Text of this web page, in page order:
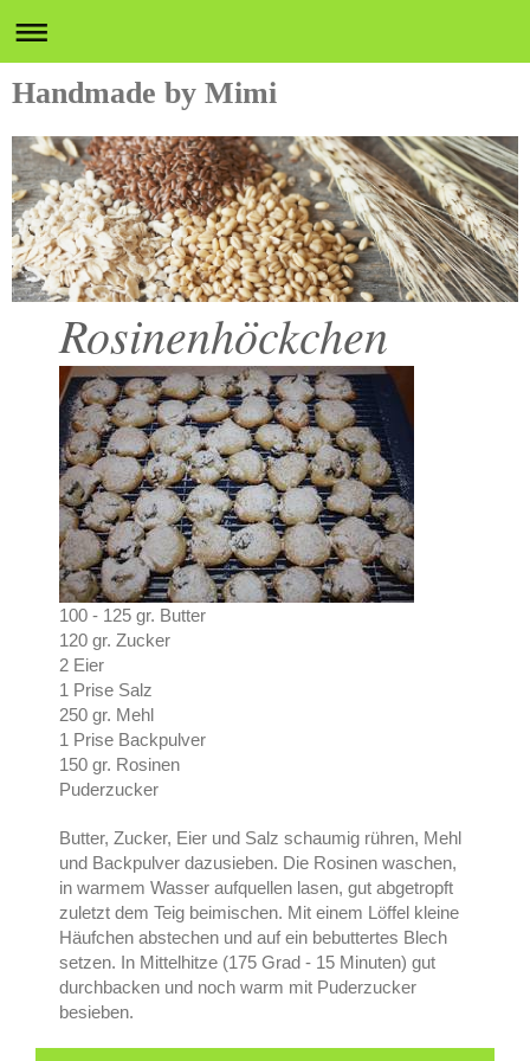
Handmade by Mimi
Rosinenhöckchen
100 - 125 gr. Butter
120 gr. Zucker
2 Eier
1 Prise Salz
250 gr. Mehl
1 Prise Backpulver
150 gr. Rosinen
Puderzucker
Butter, Zucker, Eier und Salz schaumig rühren, Mehl
und Backpulver dazusieben. Die Rosinen waschen,
in warmem Wasser aufquellen lasen, gut abgetropft
zuletzt dem Teig beimischen. Mit einem Löffel kleine
Häufchen abstechen und auf ein bebuttertes Blech
setzen. In Mittelhitze (175 Grad - 15 Minuten) gut
durchbacken und noch warm mit Puderzucker
besieben.